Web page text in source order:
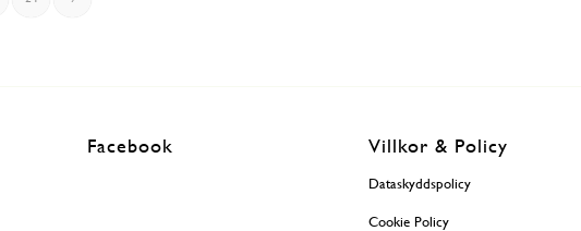
Facebook Villkor & Policy
Dataskyddspolicy
Cookie Policy